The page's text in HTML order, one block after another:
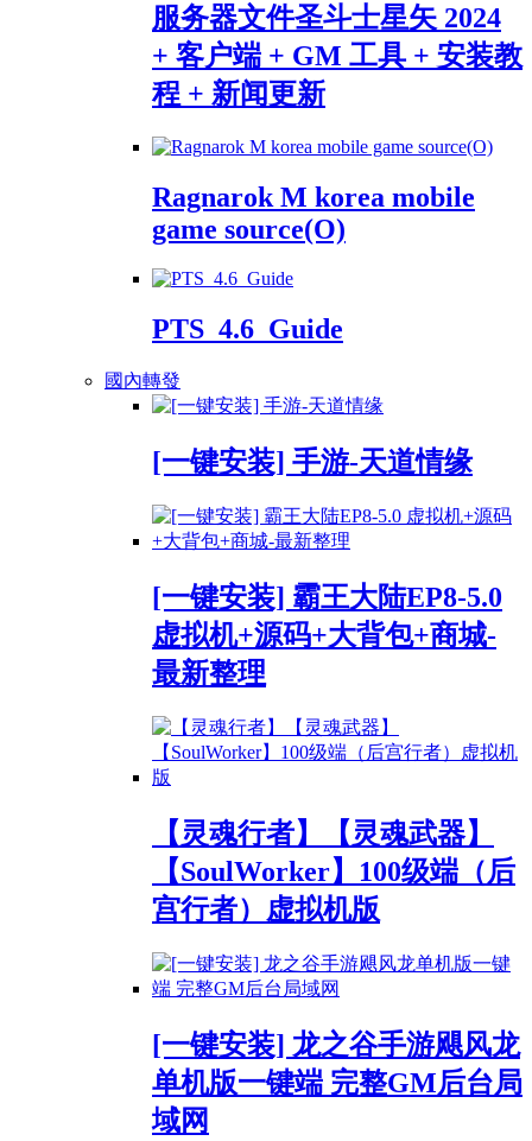
服务器文件圣斗士星矢 2024
+ 客户端 + GM 工具 + 安装教
程 + 新闻更新
Ragnarok M korea mobile
game source(O)
PTS_4.6_Guide
國內轉發
[一键安装] 手游-天道情缘
[一键安装] 霸王大陆EP8-5.0
虚拟机+源码+大背包+商城-
最新整理
【灵魂行者】【灵魂武器】
【SoulWorker】100级端（后
宫行者）虚拟机版
[一键安装] 龙之谷手游飓风龙
单机版一键端 完整GM后台局
域网